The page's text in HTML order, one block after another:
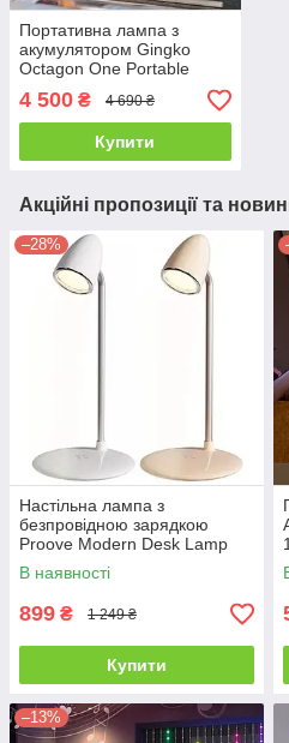
Портативна лампа з
акумулятором Gingko
Octagon One Portable
Desk Light Walnut
(Великобританія)
4 500 ₴ 4 690 ₴
Купити
Акційні пропозиції та
–28%
Настільна лампа з
безпровідною зарядкою
Proove Modern Desk Lamp
В наявності
899 ₴ 1 249 ₴
Купити
–13%